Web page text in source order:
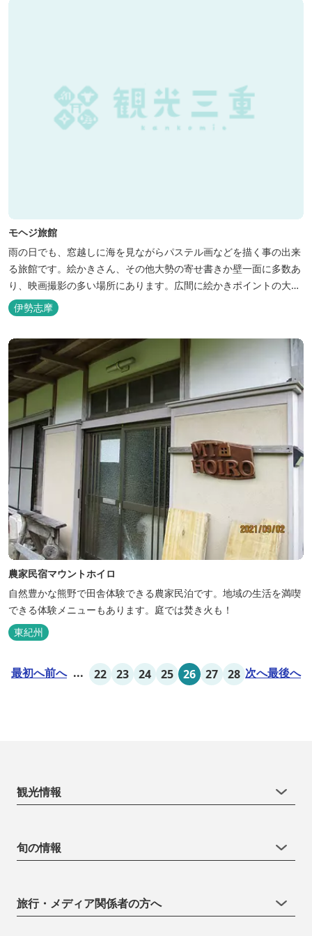
モヘジ旅館
雨の日でも、窓越しに海を見ながらパステル画などを描く事の出来
る旅館です。絵かきさん、その他大勢の寄せ書きか壁一面に多数あ
り、映画撮影の多い場所にあります。広間に絵かきポイントの大地
図がありますので合宿の際などの打ち合わせも行えます。
伊勢志摩
農家民宿マウントホイロ
自然豊かな熊野で田舎体験できる農家民泊です。地域の生活を満喫
できる体験メニューもあります。庭では焚き火も！
東紀州
最初へ前へ ... 22 23 24 25 26 27 28 次へ最後へ
観光情報
旬の情報
旅行・メディア関係者の方へ